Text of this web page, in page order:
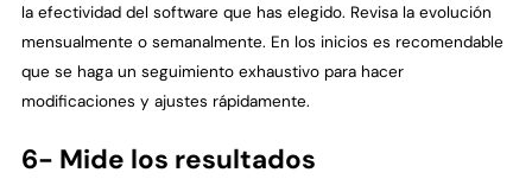
la efectividad del software que has elegido. Revisa la evolución
mensualmente o semanalmente. En los inicios es recomendable
que se haga un seguimiento exhaustivo para hacer
modificaciones y ajustes rápidamente.
6- Mide los resultados